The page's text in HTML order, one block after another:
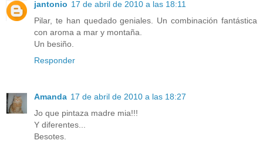
jantonio 17 de abril de 2010 a las 18:11
Pilar, te han quedado geniales. Un combinación fantástica
con aroma a mar y montaña.
Un besiño.
Responder
Amanda 17 de abril de 2010 a las 18:27
Jo que pintaza madre mia!!!
Y diferentes...
Besotes.